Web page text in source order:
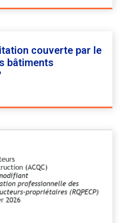
couverte par le
bâtiments